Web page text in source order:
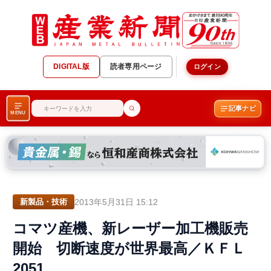
DIGITAL版 読者専用ページ ログイン
MENU
記事ナビ
新製品・技術 2013年5月31日 15:12
コマツ産機、新レーザー加工機販売
開始 切断速度が世界最高／ＫＦＬ